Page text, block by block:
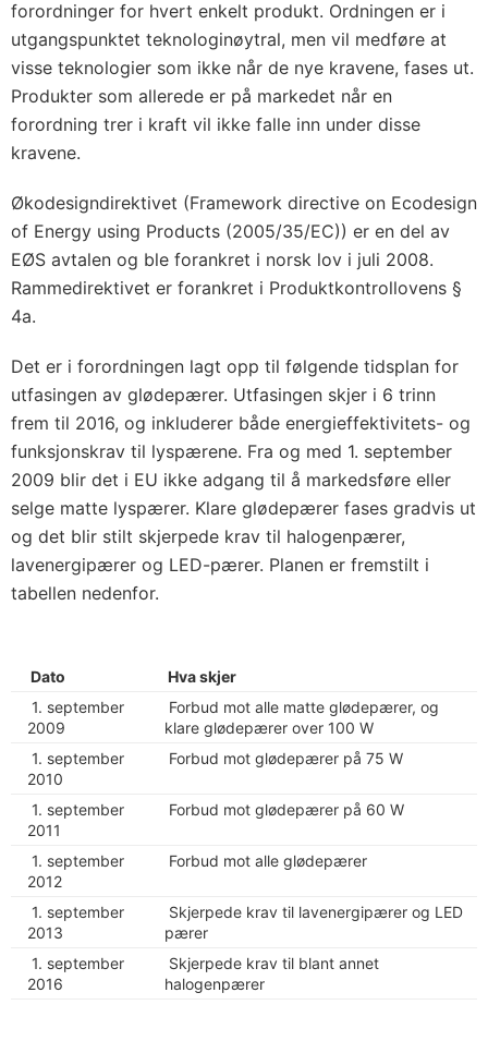
forordninger for hvert enkelt produkt. Ordningen er i
utgangspunktet teknologinøytral, men vil medføre at
visse teknologier som ikke når de nye kravene, fases ut.
Produkter som allerede er på markedet når en
forordning trer i kraft vil ikke falle inn under disse
kravene.
Økodesigndirektivet (Framework directive on Ecodesign
of Energy using Products (2005/35/EC)) er en del av
EØS avtalen og ble forankret i norsk lov i juli 2008.
Rammedirektivet er forankret i Produktkontrollovens §
4a.
Det er i forordningen lagt opp til følgende tidsplan for
utfasingen av glødepærer. Utfasingen skjer i 6 trinn
frem til 2016, og inkluderer både energieffektivitets- og
funksjonskrav til lyspærene. Fra og med 1. september
2009 blir det i EU ikke adgang til å markedsføre eller
selge matte lyspærer. Klare glødepærer fases gradvis ut
og det blir stilt skjerpede krav til halogenpærer,
lavenergipærer og LED-pærer. Planen er fremstilt i
tabellen nedenfor.
Dato
Hva skjer
1. september
2009
Forbud mot alle matte glødepærer, og
klare glødepærer over 100 W
1. september
2010
Forbud mot glødepærer på 75 W
1. september
2011
Forbud mot glødepærer på 60 W
1. september
2012
Forbud mot alle glødepærer
1. september
2013
Skjerpede krav til lavenergipærer og LED
pærer
1. september
2016
Skjerpede krav til blant annet
halogenpærer